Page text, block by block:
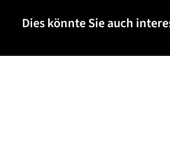
Dies könnte Sie auch